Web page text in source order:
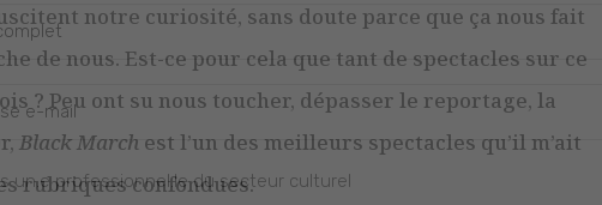
notre curiosité, sans doute parce que ça nous fait
de nous. Est-ce pour cela que tant de spectacles sur ce
? Peu ont su nous toucher, dépasser le reportage, la
Black March est l’un des meilleurs spectacles qu’il m’ait
rubriques confondues.
Je m'abonne à la newsletter